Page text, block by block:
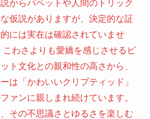
からパペットや人間のトリック
仮説がありますが、決定的な証
には実在は確認されていませ
こわさよりも愛嬌を感じさせるビ
ト文化との親和性の高さから、
は「かわいいクリプティッド」
ァンに親しまれ続けています。
その不思議さとゆるさを楽しむ